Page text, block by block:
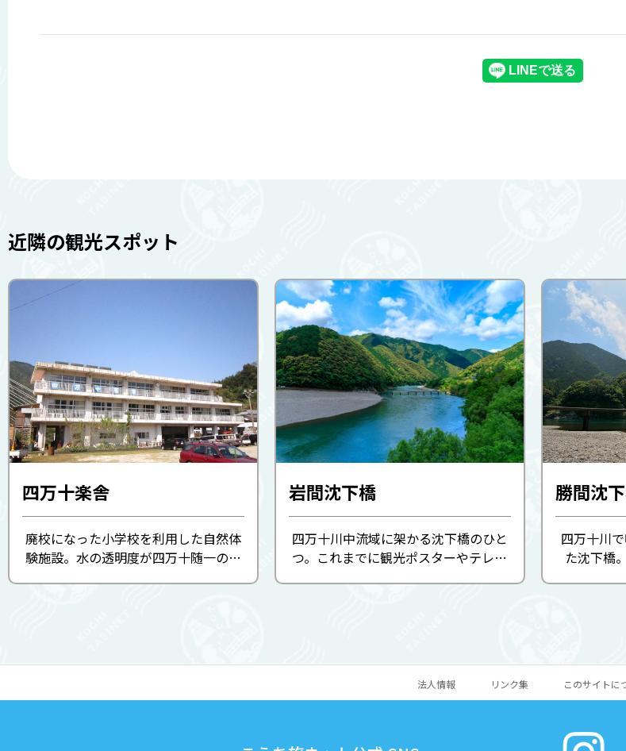
近隣の観光スポット
四万十楽舎
廃校になった小学校を利用した自然体
験施設。水の透明度が四万十随一の黒
岩間沈下橋
四万十川中流域に架かる沈下橋のひと
つ。これまでに観光ポスターやテレビ
勝間沈
四万十川
た沈下橋
法人情報 リンク集 このサイトに